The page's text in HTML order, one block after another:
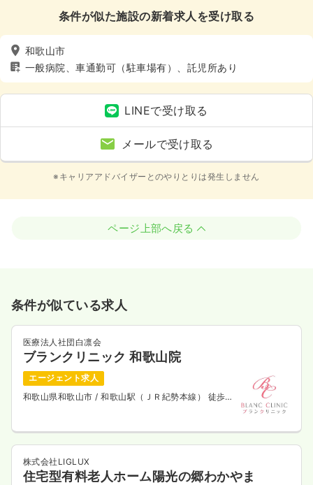
条件が似た施設の新着求人を受け取る
和歌山市
一般病院、車通勤可（駐車場有）、託児所あり
LINEで受け取る
メールで受け取る
※キャリアアドバイザーとのやりとりは発生しません
ページ上部へ戻る
条件が似ている求人
医療法人社団白凛会
ブランクリニック 和歌山院
エージェント求人
和歌山県和歌山市 / 和歌山駅（ＪＲ紀勢本線） 徒歩2
株式会社LIGLUX
住宅型有料老人ホーム陽光の郷わかやま